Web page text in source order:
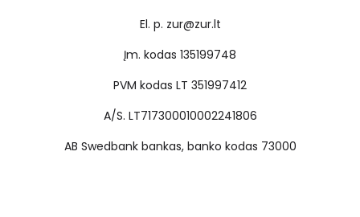
El. p. zur@zur.lt
Įm. kodas 135199748
PVM kodas LT 351997412
A/S. LT717300010002241806
AB Swedbank bankas, banko kodas 73000